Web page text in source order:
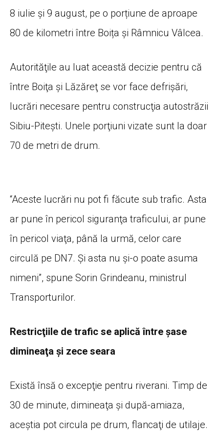
8 iulie și 9 august, pe o porțiune de aproape
80 de kilometri între Boița și Râmnicu Vâlcea.
Autorităţile au luat această decizie pentru că
între Boiţa şi Lăzăreţ se vor face defrişări,
lucrări necesare pentru construcţia autostrăzii
Sibiu-Piteşti. Unele porţiuni vizate sunt la doar
70 de metri de drum.
“Aceste lucrări nu pot fi făcute sub trafic. Asta
ar pune în pericol siguranţa traficului, ar pune
în pericol viaţa, până la urmă, celor care
circulă pe DN7. Şi asta nu şi-o poate asuma
nimeni”, spune Sorin Grindeanu, ministrul
Transporturilor.
Restricţiile de trafic se aplică între şase
dimineaţa şi zece seara
Există însă o excepţie pentru riverani. Timp de
30 de minute, dimineaţa şi după-amiaza,
aceştia pot circula pe drum, flancaţi de utilaje.